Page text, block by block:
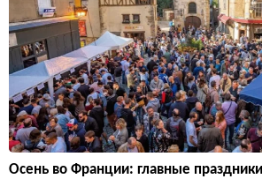
Осень во Франции: главные